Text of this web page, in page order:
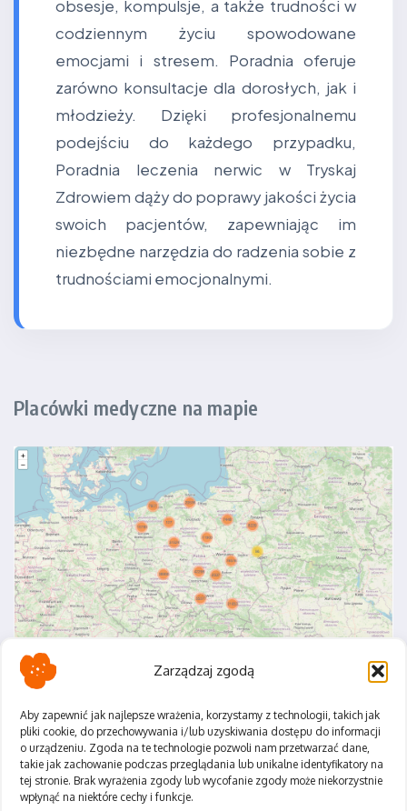
Zarządzaj zgodą
Aby zapewnić jak najlepsze wrażenia, korzystamy z technologii, takich jak
pliki cookie, do przechowywania i/lub uzyskiwania dostępu do informacji
o urządzeniu. Zgoda na te technologie pozwoli nam przetwarzać dane,
takie jak zachowanie podczas przeglądania lub unikalne identyfikatory na
tej stronie. Brak wyrażenia zgody lub wycofanie zgody może niekorzystnie
wpłynąć na niektóre cechy i funkcje.
obsesje, kompulsje, a także trudności w
codziennym życiu spowodowane
emocjami i stresem. Poradnia oferuje
zarówno konsultacje dla dorosłych, jak i
młodzieży. Dzięki profesjonalnemu
podejściu do każdego przypadku,
Poradnia leczenia nerwic w Tryskaj
Zdrowiem dąży do poprawy jakości życia
swoich pacjentów, zapewniając im
niezbędne narzędzia do radzenia sobie z
trudnościami emocjonalnymi.
Placówki medyczne na mapie
Polityka Prywatności
Regulamin